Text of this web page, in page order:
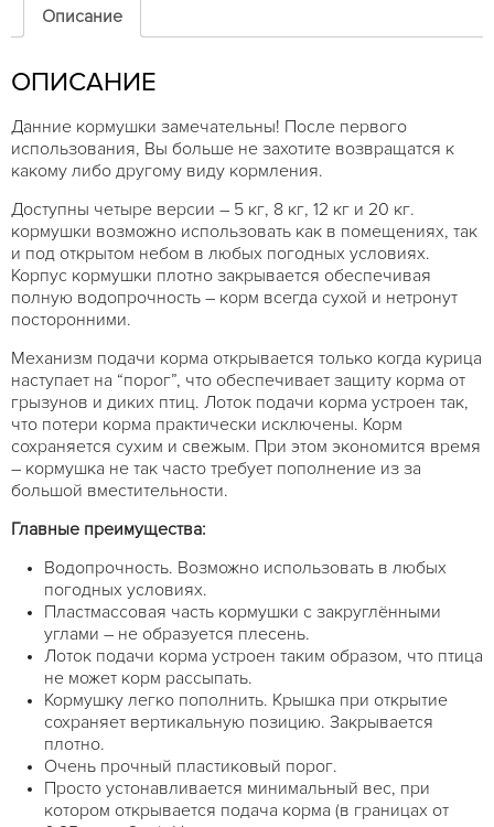
Описание
ОПИСАНИЕ
Данние кормушки замечательны! После первого
использования, Вы больше не захотите возвращатся к
какому либо другому виду кормления.
Доступны четыре версии – 5 кг, 8 кг, 12 кг и 20 кг.
кормушки возможно использовать как в помещениях, так
и под открытом небом в любых погодных условиях.
Корпус кормушки плотно закрывается обеспечивая
полную водопрочность – корм всегда сухой и нетронут
посторонними.
Механизм подачи корма открывается только когда курица
наступает на “порог”, что обеспечивает защиту корма от
грызунов и диких птиц. Лоток подачи корма устроен так,
что потери корма практически исключены. Корм
сохраняется сухим и свежым. При этом экономится время
– кормушка не так часто требует пополнение из за
большой вместительности.
Главные преимущества:
Водопрочность. Возможно использовать в любых
погодных условиях.
Пластмассовая часть кормушки с закруглёнными
углами – не образуется плесень.
Лоток подачи корма устроен таким образом, что птица
не может корм рассыпать.
Кормушку легко пополнить. Крышка при открытие
сохраняет вертикальную позицию. Закрывается
плотно.
Очень прочный пластиковый порог.
Просто устонавливается минимальный вес, при
котором открывается подача корма (в границах от